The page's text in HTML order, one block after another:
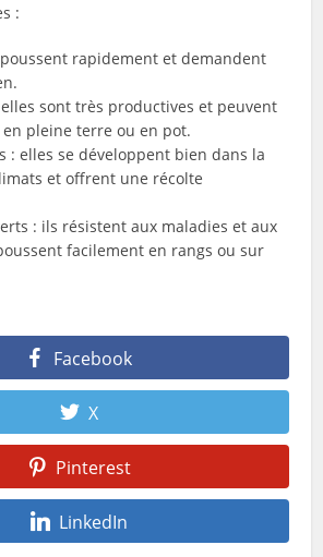
:
rapidement et demandent
sont très productives et peuvent
pleine terre ou en pot.
: elles se développent bien dans la
et offrent une récolte
: ils résistent aux maladies et aux
facilement en rangs ou sur
Facebook
X
Pinterest
LinkedIn